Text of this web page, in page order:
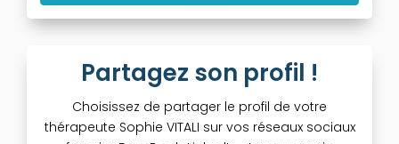
Partagez son profil !
Choisissez de partager le profil de votre
thérapeute Sophie VITALI sur vos réseaux sociaux